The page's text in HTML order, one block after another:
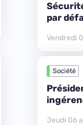
par
Vendredi
Société
Jeudi 06